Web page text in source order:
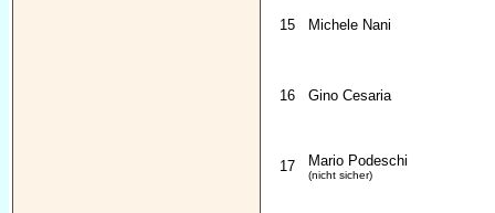
15 Michele Nani
16 Gino Cesaria
17 Mario Podeschi
(nicht sicher)